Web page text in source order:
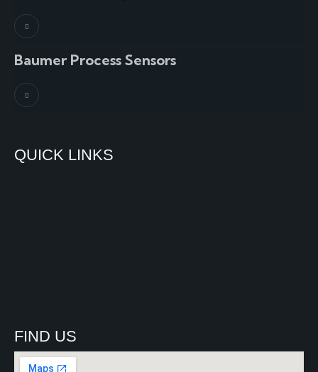
Baumer Process Sensors
QUICK LINKS
FIND US